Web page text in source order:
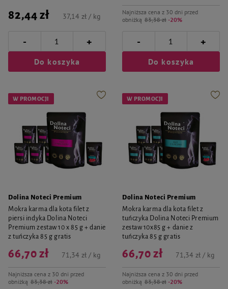
82,44 zł 37,14 zł / kg
- +
Do koszyka
Najniższa cena z 30 dni przed
obniżką 83,38 zł -20%
- +
Do koszyka
W PROMOCJI
Dolina Noteci Premium
Mokra karma dla kota filet z
piersi indyka Dolina Noteci
Premium zestaw 10 x 85 g + danie
z tuńczyka 85 g gratis
Najniższa cena z 30 dni przed
obniżką 83,38 zł -20%
66,70 zł 71,34 zł / kg
W PROMOCJI
Dolina Noteci Premium
Mokra karma dla kota filet z
tuńczyka Dolina Noteci Premium
zestaw 10x85 g + danie z
tuńczyka 85 g gratis
Najniższa cena z 30 dni przed
obniżką 83,38 zł -20%
66,70 zł 71,34 zł / kg